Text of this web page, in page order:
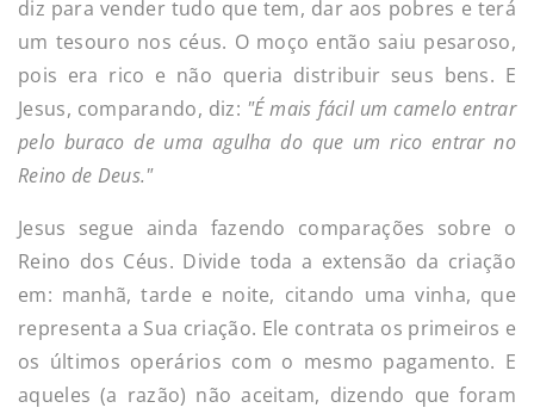
diz para vender tudo que tem, dar aos pobres e terá
um tesouro nos céus. O moço então saiu pesaroso,
pois era rico e não queria distribuir seus bens. E
Jesus, comparando, diz: "É mais fácil um camelo entrar
pelo buraco de uma agulha do que um rico entrar no
Reino de Deus."
Jesus segue ainda fazendo comparações sobre o
Reino dos Céus. Divide toda a extensão da criação
em: manhã, tarde e noite, citando uma vinha, que
representa a Sua criação. Ele contrata os primeiros e
os últimos operários com o mesmo pagamento. E
aqueles (a razão) não aceitam, dizendo que foram